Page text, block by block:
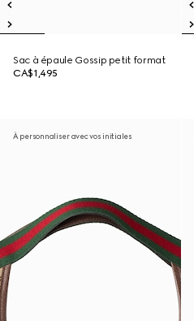
Sac à épaule Gossip petit format
CA$1,495
À personnaliser avec vos initiales